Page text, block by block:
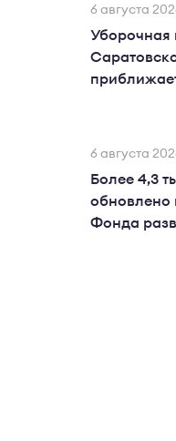
6 августа
Уборочная
6 августа
Более 4,3
обновлено
Фонда